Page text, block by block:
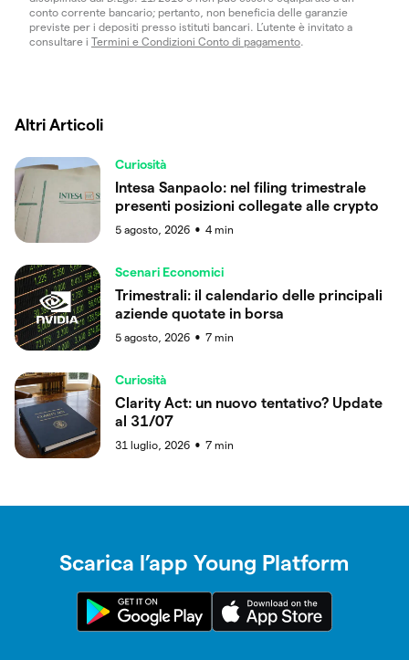
conto corrente bancario; pertanto, non beneficia delle garanzie
previste per i depositi presso istituti bancari. L’utente è invitato a
consultare i Termini e Condizioni Conto di pagamento.
Altri Articoli
Curiosità
Intesa Sanpaolo: nel filing trimestrale
presenti posizioni collegate alle crypto
5 agosto, 2026 ● 4 min
Scenari Economici
Trimestrali: il calendario delle principali
aziende quotate in borsa
5 agosto, 2026 ● 7 min
Curiosità
Clarity Act: un nuovo tentativo? Update
al 31/07
31 luglio, 2026 ● 7 min
Scarica l’app Young Platform